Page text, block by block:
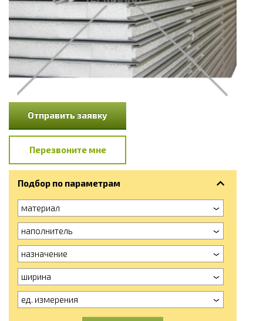
Отправить заявку
Перезвоните мне
Подбор по параметрам
материал
наполнитель
назначение
ширина
ед. измерения